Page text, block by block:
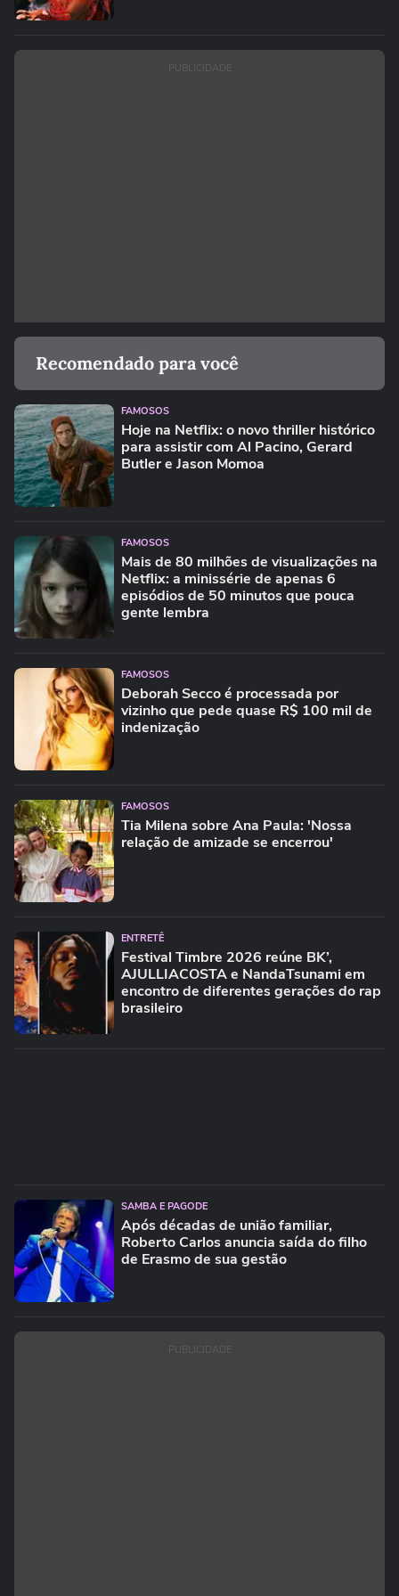
PUBLICIDADE
Recomendado para você
FAMOSOS
Hoje na Netflix: o novo thriller histórico
para assistir com Al Pacino, Gerard
Butler e Jason Momoa
FAMOSOS
Mais de 80 milhões de visualizações na
Netflix: a minissérie de apenas 6
episódios de 50 minutos que pouca
gente lembra
FAMOSOS
Deborah Secco é processada por
vizinho que pede quase R$ 100 mil de
indenização
FAMOSOS
Tia Milena sobre Ana Paula: 'Nossa
relação de amizade se encerrou'
ENTRETÊ
Festival Timbre 2026 reúne BK’,
AJULLIACOSTA e NandaTsunami em
encontro de diferentes gerações do rap
brasileiro
SAMBA E PAGODE
Após décadas de união familiar,
Roberto Carlos anuncia saída do filho
de Erasmo de sua gestão
PUBLICIDADE